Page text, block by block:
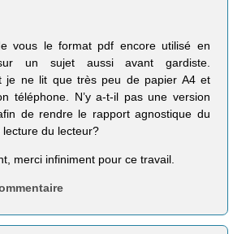
vous le format pdf encore utilisé en
un sujet aussi avant gardiste.
je ne lit que très peu de papier A4 et
téléphone. N’y a-t-il pas une version
de rendre le rapport agnostique du
du lecteur?
merci infiniment pour ce travail.